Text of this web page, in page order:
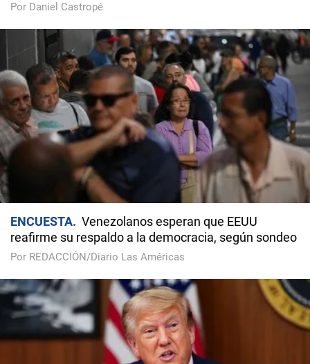
Por Daniel Castropé
ENCUESTA
Venezolanos esperan que EEUU
reafirme su respaldo a la democracia, según sondeo
Por REDACCIÓN/Diario Las Américas